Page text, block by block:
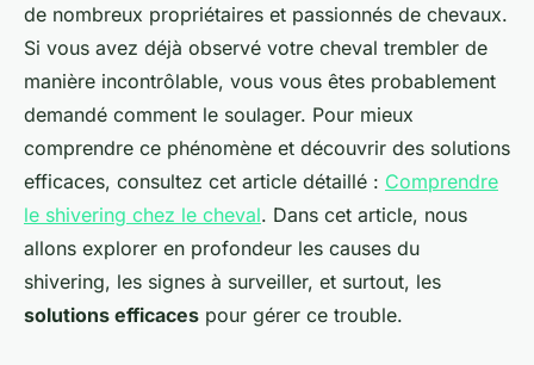
de nombreux propriétaires et passionnés de chevaux.
Si vous avez déjà observé votre cheval trembler de
manière incontrôlable, vous vous êtes probablement
demandé comment le soulager. Pour mieux
comprendre ce phénomène et découvrir des solutions
efficaces, consultez cet article détaillé : Comprendre
le shivering chez le cheval. Dans cet article, nous
allons explorer en profondeur les causes du
shivering, les signes à surveiller, et surtout, les
solutions efficaces pour gérer ce trouble.